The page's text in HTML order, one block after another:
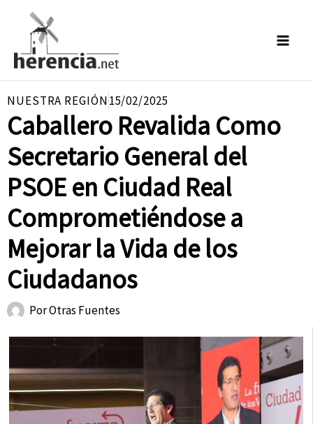
contenido
NUESTRA REGIÓN15/02/2025
Caballero Revalida Como
Secretario General del
PSOE en Ciudad Real
Comprometiéndose a
Mejorar la Vida de los
Ciudadanos
PorOtras Fuentes